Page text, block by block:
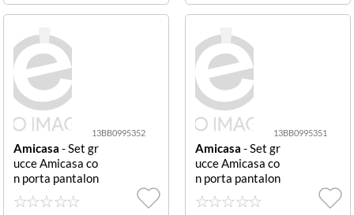
13BB0995352
Amicasa - Set gr
ucce Amicasa co
n porta pantalon
i Nero con porta
pantaloni
13BB0995351
Amicasa - Set gr
ucce Amicasa co
n porta pantalon
i Nero con porta
pantaloni